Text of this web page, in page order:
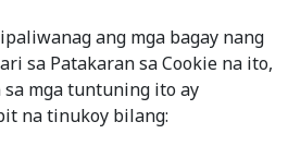
ang mga bagay nang
sa Patakaran sa Cookie na ito,
mga tuntuning ito ay
na tinukoy bilang: